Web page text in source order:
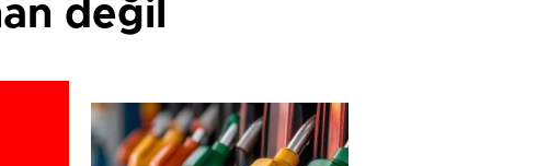
değil